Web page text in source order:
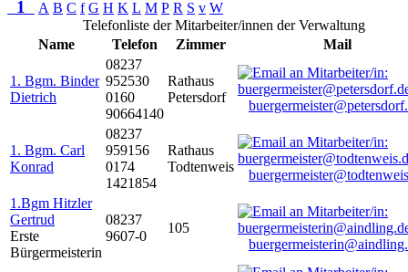
1 A B C f G H K L M P R S v W
Telefonliste der Mitarbeiter/innen der Verwaltung
Name
Telefon Zimmer Mail
1. Bgm. Binder
Dietrich
08237
952530
0160
90664140
Rathaus
Petersdorf
1. Bgm. Carl
Konrad
08237
959156
0174
1421854
Rathaus
Todtenweis
1.Bgm Hitzler
Gertrud
Erste
Bürgermeisterin
08237
9607-0
105